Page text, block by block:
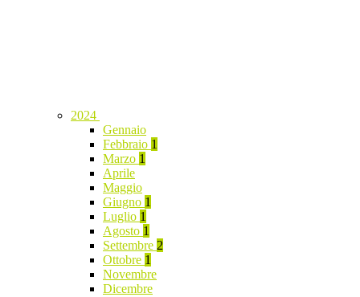
2024
Gennaio
Febbraio 1
Marzo 1
Aprile
Maggio
Giugno 1
Luglio 1
Agosto 1
Settembre 2
Ottobre 1
Novembre
Dicembre